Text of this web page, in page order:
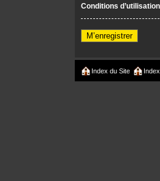
Conditions d’utilisation
M’enregistrer
Index du Site